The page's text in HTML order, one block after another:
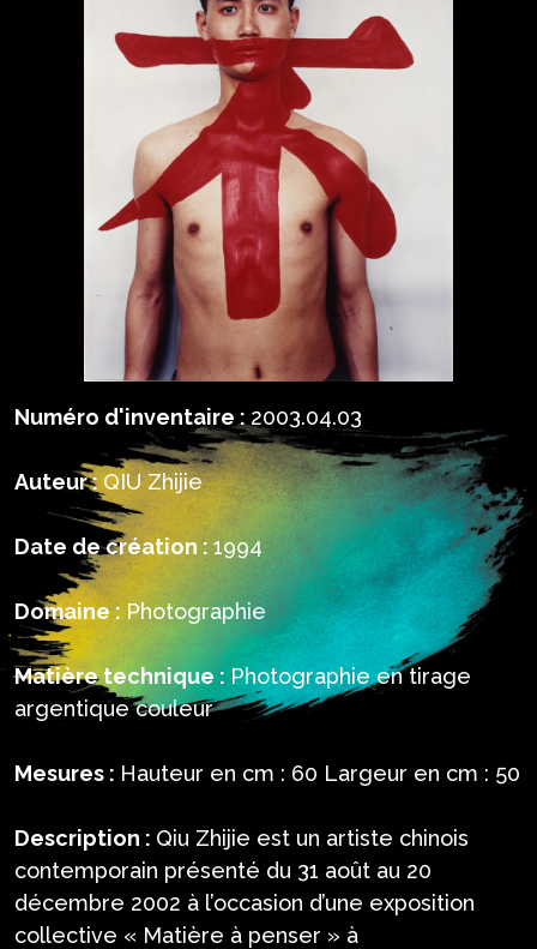
Numéro d'inventaire : 2003.04.03
Auteur : QIU Zhijie
Date de création : 1994
Domaine : Photographie
Matière technique : Photographie en tirage
argentique couleur
Mesures : Hauteur en cm : 60 Largeur en cm : 50
Description : Qiu Zhijie est un artiste chinois
contemporain présenté du 31 août au 20
décembre 2002 à l’occasion d’une exposition
collective « Matière à penser » à